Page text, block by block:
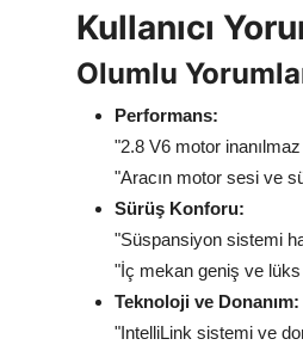
Kullanıcı
Olumlu
Performans:
"2.8 V6 motor
"Aracın motor sesi ve
Sürüş Konforu:
"Süspansiyon sistemi
"İç mekan geniş ve
Teknoloji ve Donanım:
"IntelliLink sistemi ve